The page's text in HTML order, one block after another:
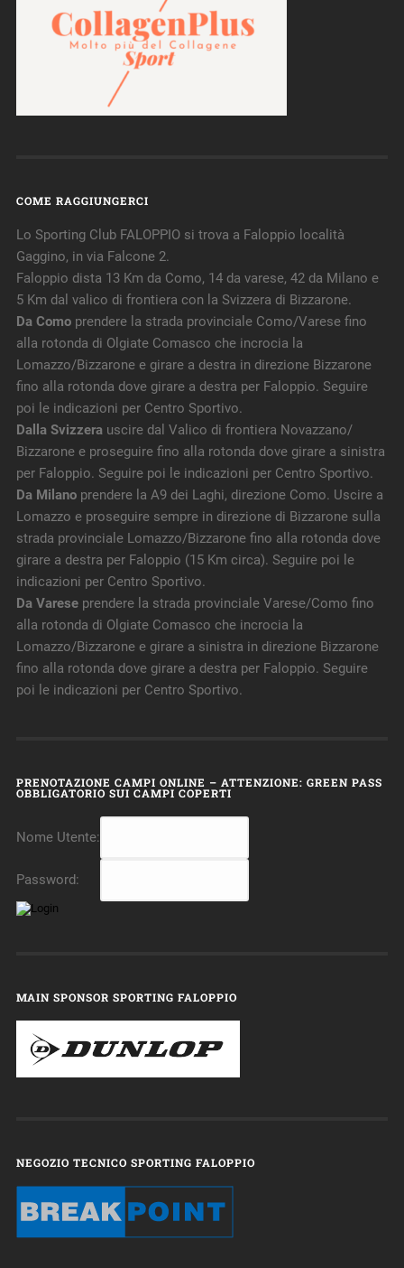
COME RAGGIUNGERCI
Lo Sporting Club FALOPPIO si trova a Faloppio località
Gaggino, in via Falcone 2.
Faloppio dista 13 Km da Como, 14 da varese, 42 da Milano e
5 Km dal valico di frontiera con la Svizzera di Bizzarone.
Da Comoprendere la strada provinciale Como/Varese fino
alla rotonda di Olgiate Comasco che incrocia la
Lomazzo/Bizzarone e girare a destra in direzione Bizzarone
fino alla rotonda dove girare a destra per Faloppio. Seguire
poi le indicazioni per Centro Sportivo.
Dalla Svizzerauscire dal Valico di frontiera Novazzano/
Bizzarone e proseguire fino alla rotonda dove girare a sinistra
per Faloppio. Seguire poi le indicazioni per Centro Sportivo.
Da Milanoprendere la A9 dei Laghi, direzione Como. Uscire a
Lomazzo e proseguire sempre in direzione di Bizzarone sulla
strada provinciale Lomazzo/Bizzarone fino alla rotonda dove
girare a destra per Faloppio (15 Km circa). Seguire poi le
indicazioni per Centro Sportivo.
Da Vareseprendere la strada provinciale Varese/Como fino
alla rotonda di Olgiate Comasco che incrocia la
Lomazzo/Bizzarone e girare a sinistra in direzione Bizzarone
fino alla rotonda dove girare a destra per Faloppio. Seguire
poi le indicazioni per Centro Sportivo.
PRENOTAZIONE CAMPI ONLINE – ATTENZIONE: GREEN PASS
OBBLIGATORIO SUI CAMPI COPERTI
Nome Utente:
Password:
MAIN SPONSOR SPORTING FALOPPIO
NEGOZIO TECNICO SPORTING FALOPPIO